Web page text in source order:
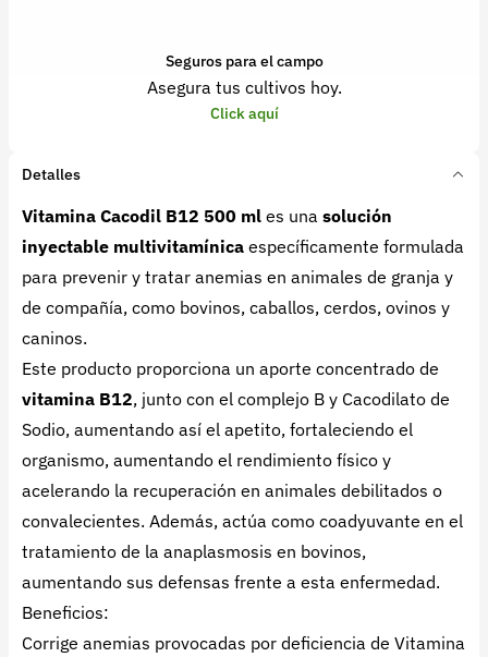
Seguros para el campo
Asegura tus cultivos hoy.
Click aquí
Detalles
Vitamina Cacodil B12 500 ml es una solución
inyectable multivitamínica específicamente formulada
para prevenir y tratar anemias en animales de granja y
de compañía, como bovinos, caballos, cerdos, ovinos y
caninos.
Este producto proporciona un aporte concentrado de
vitamina B12, junto con el complejo B y Cacodilato de
Sodio, aumentando así el apetito, fortaleciendo el
organismo, aumentando el rendimiento físico y
acelerando la recuperación en animales debilitados o
convalecientes. Además, actúa como coadyuvante en el
tratamiento de la anaplasmosis en bovinos,
aumentando sus defensas frente a esta enfermedad.
Beneficios:
Corrige anemias provocadas por deficiencia de Vitamina